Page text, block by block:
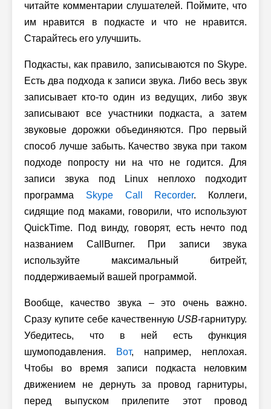
читайте комментарии слушателей. Поймите, что
им нравится в подкасте и что не нравится.
Старайтесь его улучшить.
Подкасты, как правило, записываются по Skype.
Есть два подхода к записи звука. Либо весь звук
записывает кто-то один из ведущих, либо звук
записывают все участники подкаста, а затем
звуковые дорожки объединяются. Про первый
способ лучше забыть. Качество звука при таком
подходе попросту ни на что не годится. Для
записи звука под Linux неплохо подходит
программа Skype Call Recorder. Коллеги,
сидящие под маками, говорили, что используют
QuickTime. Под винду, говорят, есть нечто под
названием CallBurner. При записи звука
используйте максимальный битрейт,
поддерживаемый вашей программой.
Вообще, качество звука – это очень важно.
Сразу купите себе качественную USB-гарнитуру.
Убедитесь, что в ней есть функция
шумоподавления.
Вот, например, неплохая.
Чтобы во время записи подкаста неловким
движением не дернуть за провод гарнитуры,
перед выпуском прилепите этот провод